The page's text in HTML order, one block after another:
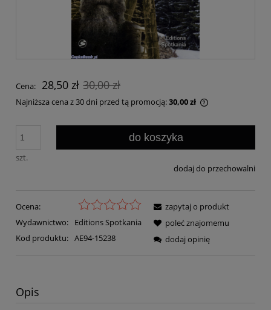
Cena: 28,50 zł 30,00 zł
Najniższa cena z 30 dni przed tą promocją:30,00 zł
30 dni,
sprzedaży.
szt.
do koszyka
dodaj do przechowalni
Ocena:
Wydawnictwo:
Editions Spotkania
Kod produktu: AE94-15238
zapytaj o produkt
poleć znajomemu
dodaj opinię
Opis